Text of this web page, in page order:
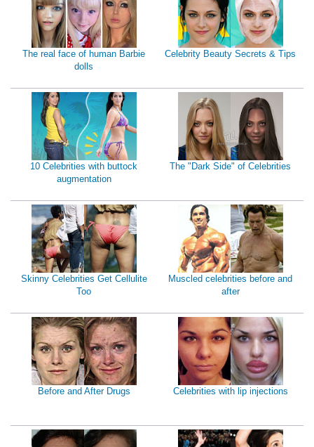
The real face of human Barbie
dolls
Celebrity Beauty Secrets & Tips
10 Celebrities with buttock
augmentation
The "Dark Side" of Celebrities
Skinny Celebrities Get Cellulite
Too
Muscled celebrities before and
after
Before and After Drugs Celebrities with lip injections